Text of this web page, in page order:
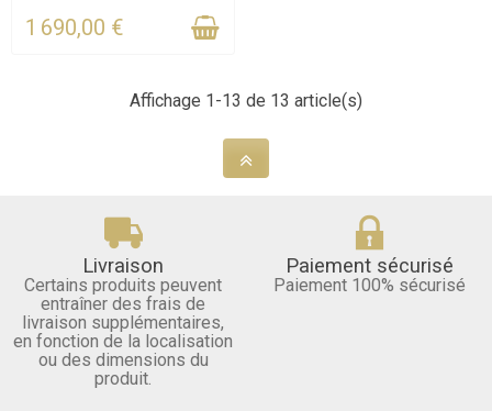
1 690,00 €
Affichage 1-13 de 13 article(s)
Livraison
Certains produits peuvent
entraîner des frais de
livraison supplémentaires,
en fonction de la localisation
ou des dimensions du
produit.
Paiement sécurisé
Paiement 100% sécurisé